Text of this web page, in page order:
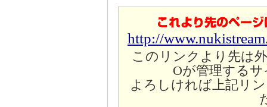
http://
このリンクより先は
Oが管理する
よろしければ上記リ